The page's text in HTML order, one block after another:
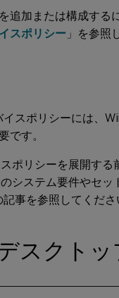
追加または構成する
スポリシー 」を参照
スポリシーには、
です。
ポリシーを展開す
システム要件やセッ
記事を参照してくださ
スクト